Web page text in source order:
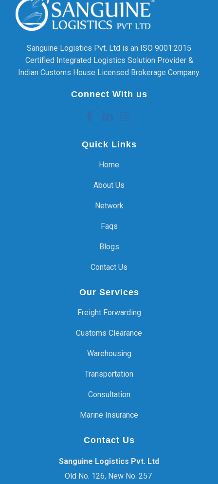
Sanguine Logistics Pvt. Ltd is an ISO 9001:2015
Certified Integrated Logistics Solution Provider &
Indian Customs House Licensed Brokerage Company.
Connect With us
Quick Links
Home
About Us
Network
Faqs
Blogs
Contact Us
Our Services
Freight Forwarding
Customs Clearance
Warehousing
Transportation
Consultation
Marine Insurance
Contact Us
Sanguine Logistics Pvt. Ltd
Old No. 126, New No. 257